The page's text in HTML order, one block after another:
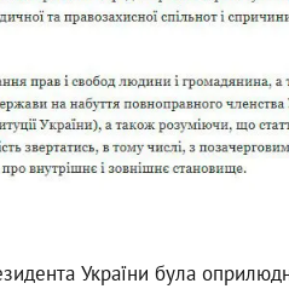
України була